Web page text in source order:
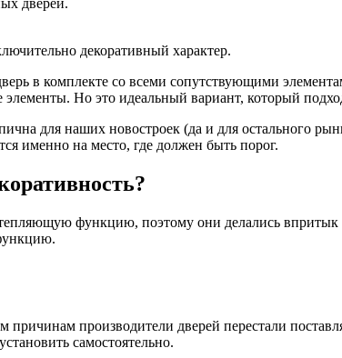
декоративный характер.
в комплекте со всеми сопутствующими
элементы. Но это идеальный вариант, который
для наших новостроек (да и для остального
именно на место, где должен быть порог.
функцию, поэтому они делались
причинам производители дверей перестали
самостоятельно.